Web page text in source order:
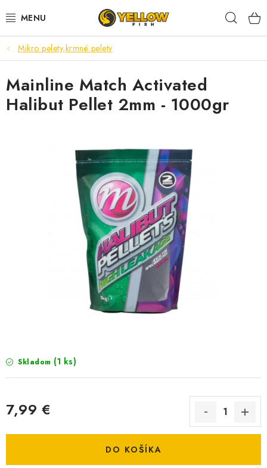
na
NOVINKY 2026
LETNÉ ZĽAVY
HALDORADO
KRMIVÁ,NÁSTRAHY
BIŽUTERIA-DOPLNKY
NA STUDENÚ VODU
Mikro pelety,krmné pelety
Skladom (1 ks)
7,99 €
DO KOŠÍKA
Mainline Match Activated
Halibut Pellet 2mm - 1000gr